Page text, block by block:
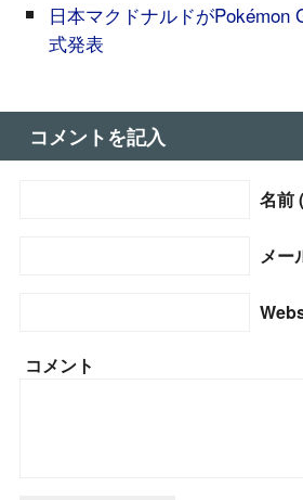
日本マクドナルドがPokémon
式発表
コメントを記入
名前
メー
コメント